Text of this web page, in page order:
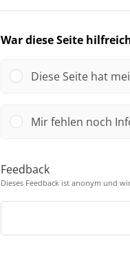
War diese Seite
Diese Seite hat
Mir fehlen noch
Feedback
Dieses Feedback ist anonym und